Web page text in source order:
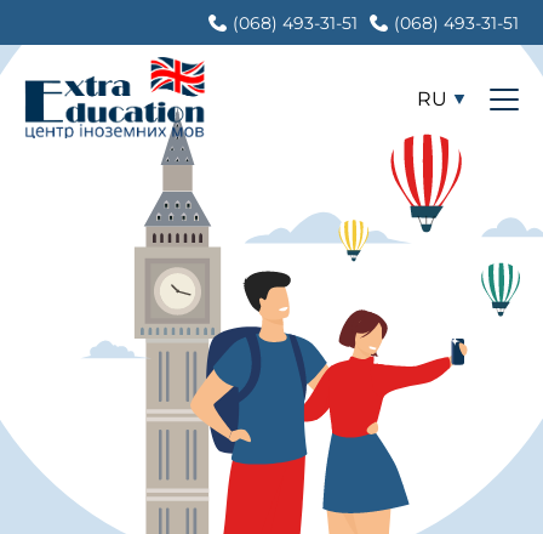
(068) 493-31-51 (068) 493-31-51
RU